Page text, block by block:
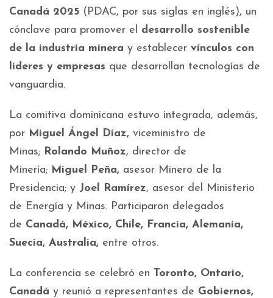
Canadá 2025 (PDAC, por sus siglas en inglés), un
cónclave para promover el desarrollo sostenible
de la industria minera y establecer vínculos con
líderes y empresas que desarrollan tecnologías de
vanguardia.
La comitiva dominicana estuvo integrada, además,
por Miguel Ángel Díaz, viceministro de
Minas; Rolando Muñoz, director de
Minería; Miguel Peña, asesor Minero de la
Presidencia; y Joel Ramírez, asesor del Ministerio
de Energía y Minas. Participaron delegados
de Canadá, México, Chile, Francia, Alemania,
Suecia, Australia, entre otros.
La conferencia se celebró en Toronto, Ontario,
Canadá y reunió a representantes de Gobiernos,